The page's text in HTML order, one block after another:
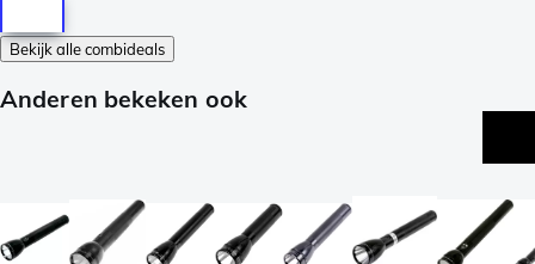
Bekijk alle combideals
Anderen bekeken ook